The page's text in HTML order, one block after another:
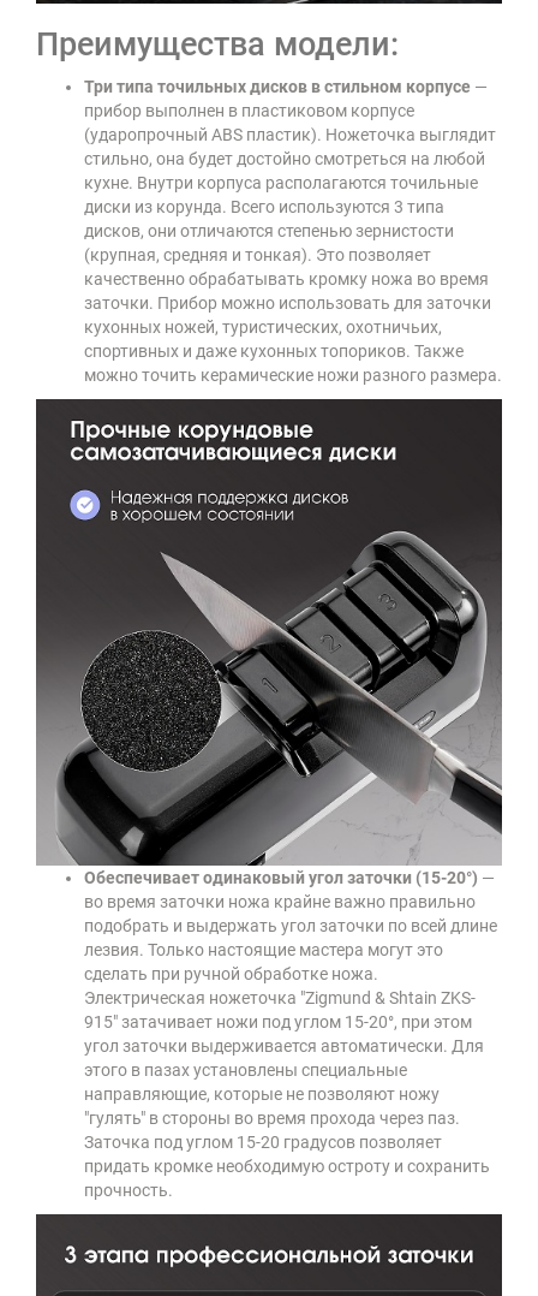
Преимущества модели:
Три типа точильных дисков в стильном корпусе —
прибор выполнен в пластиковом корпусе
(ударопрочный ABS пластик). Ножеточка выглядит
стильно, она будет достойно смотреться на любой
кухне. Внутри корпуса располагаются точильные
диски из корунда. Всего используются 3 типа
дисков, они отличаются степенью зернистости
(крупная, средняя и тонкая). Это позволяет
качественно обрабатывать кромку ножа во время
заточки. Прибор можно использовать для заточки
кухонных ножей, туристических, охотничьих,
спортивных и даже кухонных топориков. Также
можно точить керамические ножи разного размера.
Обеспечивает одинаковый угол заточки (15-20°) —
во время заточки ножа крайне важно правильно
подобрать и выдержать угол заточки по всей длине
лезвия. Только настоящие мастера могут это
сделать при ручной обработке ножа.
Электрическая ножеточка "Zigmund & Shtain ZKS-
915" затачивает ножи под углом 15-20°, при этом
угол заточки выдерживается автоматически. Для
этого в пазах установлены специальные
направляющие, которые не позволяют ножу
"гулять" в стороны во время прохода через паз.
Заточка под углом 15-20 градусов позволяет
придать кромке необходимую остроту и сохранить
прочность.